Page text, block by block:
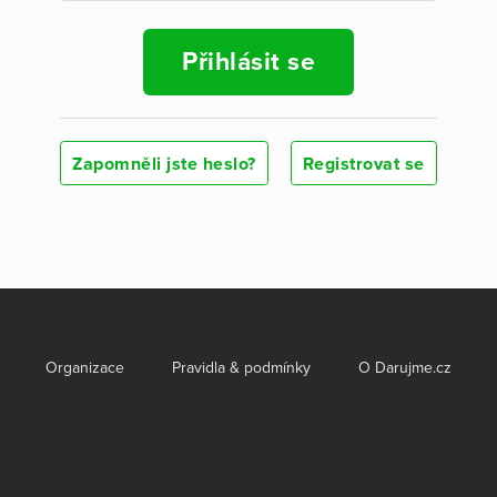
Přihlásit se
Zapomněli jste heslo? Registrovat se
Organizace Pravidla & podmínky O Darujme.cz